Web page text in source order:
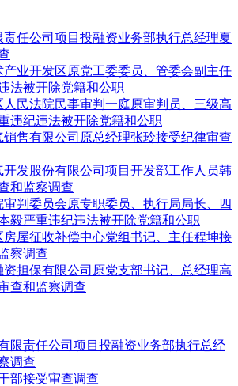
任公司项目投融资业务部执行总经理夏
产业开发区原党工委委员、管委会副主任
法被开除党籍和公职
民法院民事审判一庭原审判员、三级高
违纪违法被开除党籍和公职
售有限公司原总经理张玲接受纪律审查
开发股份有限公司项目开发部工作人员韩
和监察调查
判委员会原专职委员、执行局局长、四
毅严重违纪违法被开除党籍和公职
房屋征收补偿中心党组书记、主任程坤接
察调查
资担保有限公司原党支部书记、总经理高
查和监察调查
限责任公司项目投融资业务部执行总经
调查
部接受审查调查